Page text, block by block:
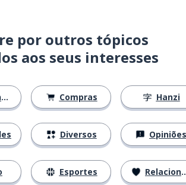
por outros tópicos
aos seus interesses
Compras
Diversos
Esportes
Hanzi
Opiniões
Relacionamentos